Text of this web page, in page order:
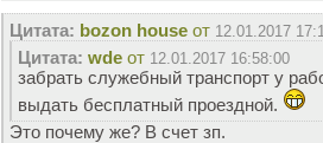
Цитата: bozon house от 12.01.2017
Цитата: wde от 12.01.2017 16:58:00
забрать служебный транспорт у
выдать бесплатный проездной.
Это почему же? В счет зп.